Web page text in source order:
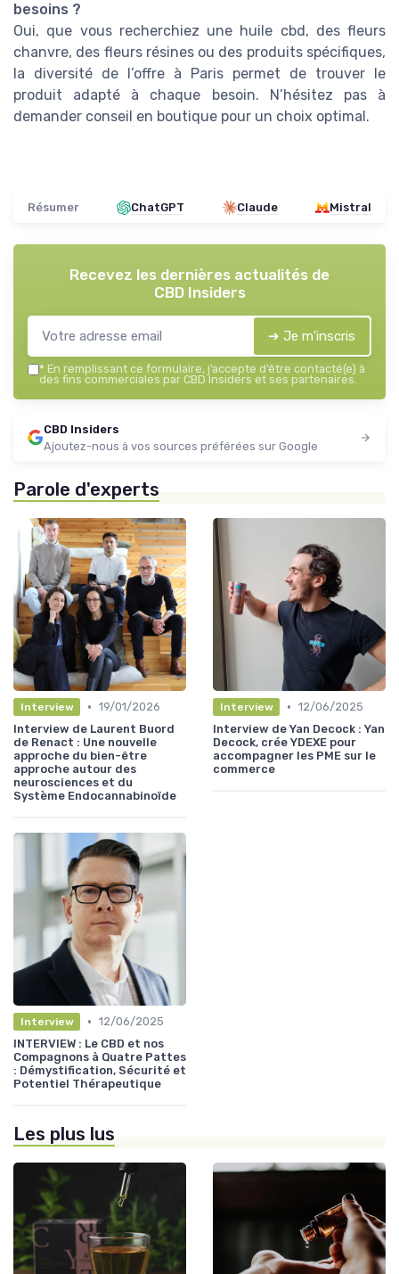
besoins ?
Oui, que vous recherchiez une huile cbd, des fleurs
chanvre, des fleurs résines ou des produits spécifiques,
la diversité de l’offre à Paris permet de trouver le
produit adapté à chaque besoin. N’hésitez pas à
demander conseil en boutique pour un choix optimal.
Résumer ChatGPT Claude Mistral
Recevez les dernières actualités de
CBD Insiders
➔ Je m'inscris
* En remplissant ce formulaire, j’accepte d’être contacté(e) à
des fins commerciales par CBD Insiders et ses partenaires.
CBD Insiders
Ajoutez-nous à vos sources préférées sur Google
Parole d'experts
Interview • 19/01/2026
Interview de Laurent Buord
de Renact : Une nouvelle
approche du bien-être
approche autour des
neurosciences et du
Système Endocannabinoïde
Interview • 12/06/2025
Interview de Yan Decock : Yan
Decock, crée YDEXE pour
accompagner les PME sur le
commerce
Interview • 12/06/2025
INTERVIEW : Le CBD et nos
Compagnons à Quatre Pattes
: Démystification, Sécurité et
Potentiel Thérapeutique
Les plus lus